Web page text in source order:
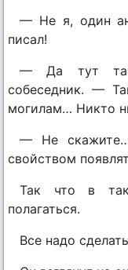
— Не я, один
писал!
— Да тут
собеседник. —
могилам… Никто
— Не
свойством
Так что в
полагаться.
Все надо